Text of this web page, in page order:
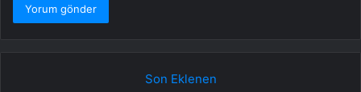
Son Eklenen